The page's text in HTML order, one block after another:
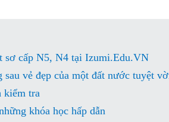
sơ cấp N5, N4 tại Izumi.Edu.VN
vẻ đẹp của một đất nước tuyệt
kiểm tra
khóa học hấp dẫn